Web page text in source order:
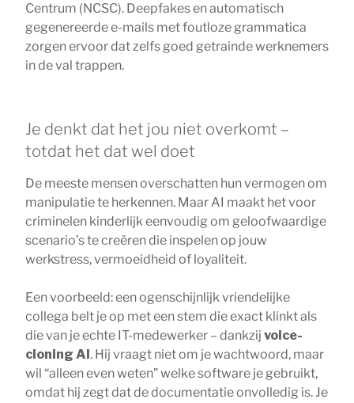
Centrum (NCSC). Deepfakes en automatisch
gegenereerde e-mails met foutloze grammatica
zorgen ervoor dat zelfs goed getrainde werknemers
in de val trappen.
Je denkt dat het jou niet overkomt –
totdat het dat wel doet
De meeste mensen overschatten hun vermogen om
manipulatie te herkennen. Maar AI maakt het voor
criminelen kinderlijk eenvoudig om geloofwaardige
scenario’s te creëren die inspelen op jouw
werkstress, vermoeidheid of loyaliteit.
Een voorbeeld: een ogenschijnlijk vriendelijke
collega belt je op met een stem die exact klinkt als
die van je echte IT-medewerker – dankzij voice-
cloning AI . Hij vraagt niet om je wachtwoord, maar
wil “alleen even weten” welke software je gebruikt,
omdat hij zegt dat de documentatie onvolledig is. Je